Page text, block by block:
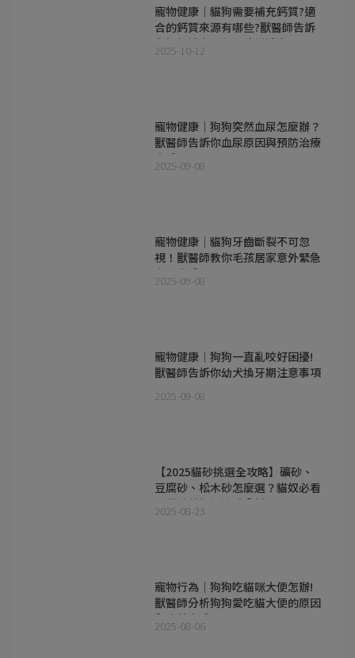
寵物健康｜貓狗需要補充鈣質?適
合的鈣質來源有哪些?獸醫師告訴
你如何補充及每日建議補充量
2025-10-12
寵物健康｜狗狗突然血尿怎麼辦？
獸醫師告訴你血尿原因與預防治療
方式
2025-09-08
寵物健康｜貓狗牙齒斷裂不可忽
視！獸醫師教你毛孩居家意外緊急
處理方式
2025-09-08
寵物健康｜狗狗一直亂咬好困擾!
獸醫師告訴你幼犬換牙期注意事項
2025-09-08
【2025貓砂挑選全攻略】礦砂、
豆腐砂、松木砂怎麼選？貓奴必看
的貓砂種類優缺點分析！
2025-08-23
寵物行為｜狗狗吃貓咪大便怎辦!
獸醫師分析狗狗愛吃貓大便的原因
與改善方式
2025-08-06